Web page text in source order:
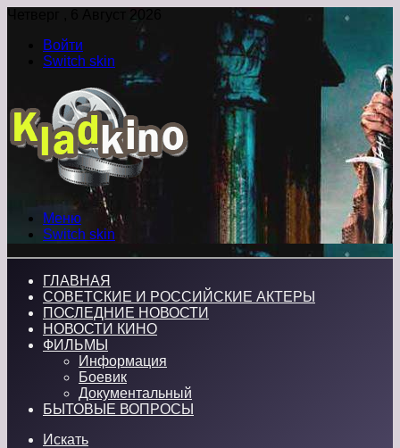
Четверг , 6 Август 2026
Войти
Switch skin
Меню
Switch skin
ГЛАВНАЯ
СОВЕТСКИЕ И РОССИЙСКИЕ АКТЕРЫ
ПОСЛЕДНИЕ НОВОСТИ
НОВОСТИ КИНО
ФИЛЬМЫ
Информация
Боевик
Документальный
БЫТОВЫЕ ВОПРОСЫ
Искать